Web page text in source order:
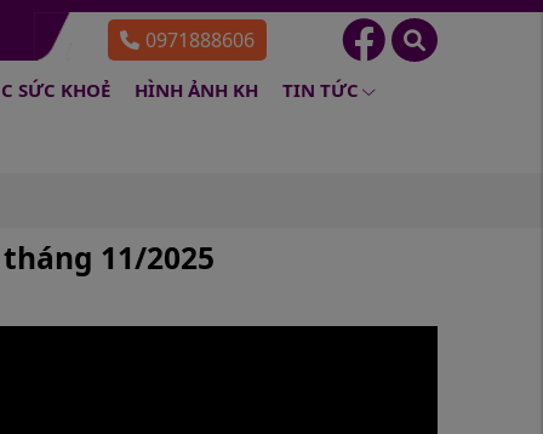
0971888606
SỨC KHOẺ HÌNH ẢNH KH TIN TỨC
11/2025